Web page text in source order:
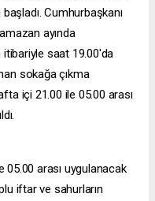
Cumhurbaşkanı
ayında
saat 19.00'da
sokağa çıkma
içi 21.00 ile 05.00 arası
05.00 arası uygulanacak
iftar ve sahurların